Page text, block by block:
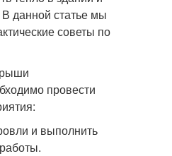
данной статье мы
советы по
провести
и выполнить